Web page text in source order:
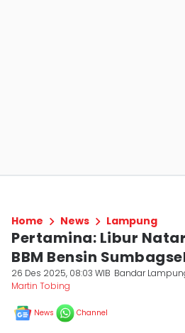
Home News Lampung
Pertamina: Libur
BBM Bensin
26 Des 2025, 08:03 WIB Bandar
Martin Tobing
News Channel